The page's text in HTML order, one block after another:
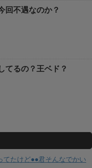
回不遇なのか？
てるの？王ベド？
てたけど●●君そんなでかい